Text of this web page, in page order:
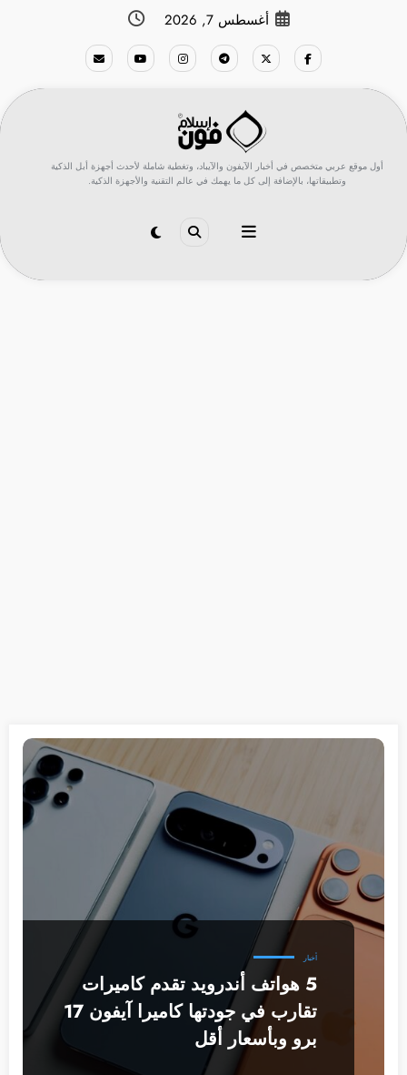
أغسطس 7, 2026
أول موقع عربي متخصص في أخبار الآيفون والآيباد، وتغطية شاملة لأحدث أجهزة أبل الذكية
وتطبيقاتها، بالإضافة إلى كل ما يهمك في عالم التقنية والأجهزة الذكية.
أخبار
5 هواتف أندرويد تقدم كاميرات
تقارب في جودتها كاميرا آيفون 17
برو وبأسعار أقل